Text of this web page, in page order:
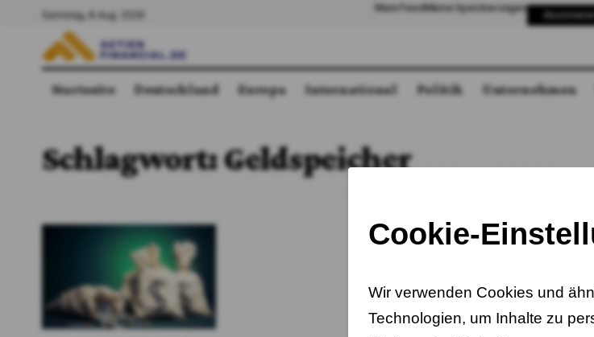
Samstag, 8 Aug. 2026
Mein FeedMeine Speicherungen
Abonnieren
Startseite Deutschland Europa International Politik Unternehmen
Schlagwort:Geldspeicher